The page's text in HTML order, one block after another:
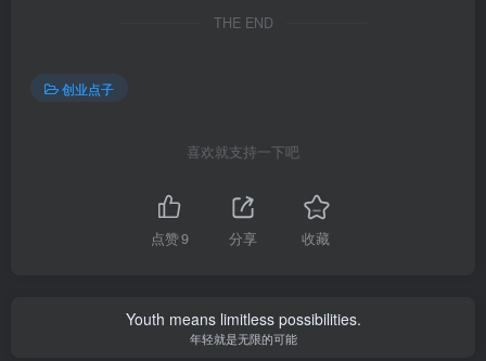
THE END
创业点子
喜欢就支持一下吧
点赞9 分享 收藏
Youth means limitless possibilities.
年轻就是无限的可能